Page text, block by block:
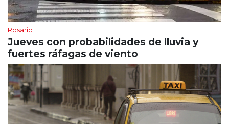
Rosario
Jueves con probabilidades de lluvia y
fuertes ráfagas de viento